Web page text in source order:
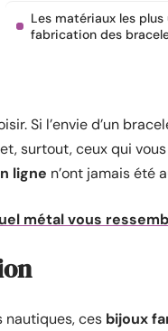
Les matériaux les
fabrication des
Si l’envie d’un
surtout, ceux qui
ligne n’ont jamais été
métal vous
nautiques, ces bijoux